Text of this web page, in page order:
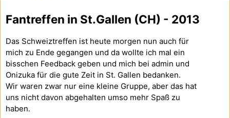
Fantreffen in St.Gallen (CH) - 2013
Das Schweiztreffen ist heute morgen nun auch für
mich zu Ende gegangen und da wollte ich mal ein
bisschen Feedback geben und mich bei admin und
Onizuka für die gute Zeit in St. Gallen bedanken.
Wir waren zwar nur eine kleine Gruppe, aber das hat
uns nicht davon abgehalten umso mehr Spaß zu
haben.